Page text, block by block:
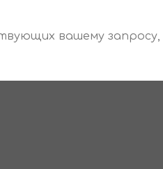
вашему запросу,